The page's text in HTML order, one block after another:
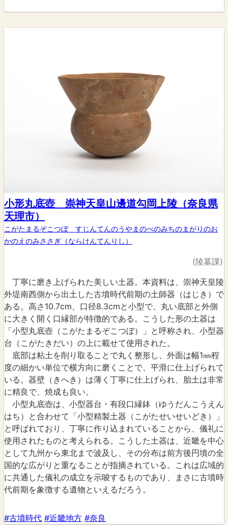
小形丸底壺 崇神天皇山邊道勾岡上陵（奈良県
天理市）
こがたまるぞこつぼ すじんてんのうやまのべのみちのまがりのお
かのえのみささぎ（ならけんてんりし）
(陵墓課)
丁寧に磨き上げられた美しい土器。本資料は、崇神天皇陵
外堤南西側から出土した古墳時代前期の土師器（はじき）で
ある。高さ10.7cm、口径8.3cmと小型で、丸い底部と外側
に大きく開く口縁部が特徴的である。こうした形の土器は
「小型丸底壺（こがたまるぞこつぼ）」と呼称され、小型器
台（こがたきだい）の上に載せて使用された。
底部は粘土を削り取ることで丸く整形し、外面は幅1㎜程
度の細かい単位で横方向に磨くことで、平滑に仕上げられて
いる。器壁（きへき）は薄く丁寧に仕上げられ、胎土は非常
に精良で、焼成も良い。
小型丸底壺は、小型器台・有段口縁鉢（ゆうだんこうえん
はち）と合わせて「小型精製土器（こがたせいせいどき）」
と呼ばれており、丁寧に作り込まれていることから、儀礼に
使用されたものと考えられる。こうした土器は、近畿を中心
として九州から東北まで波及し、その分布は前方後円墳の全
国的な広がりと重なることが指摘されている。これは広域的
に共通した儀礼の成立を示唆するものであり、まさに古墳時
代前期を象徴する遺物といえるだろう。
#古墳時代 #近畿地方 #奈良